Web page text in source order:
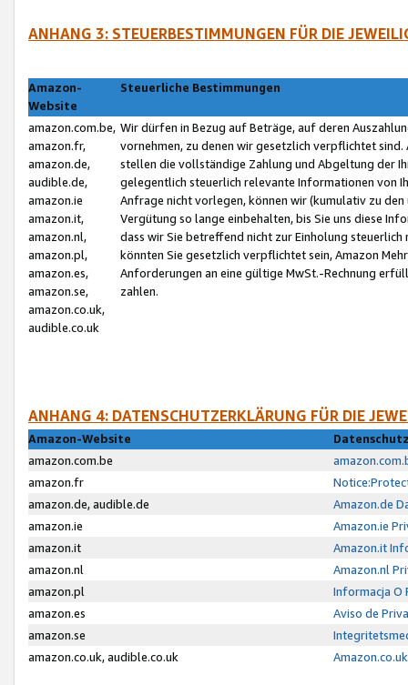
ANHANG 3: STEUERBESTIMMUNGEN FÜR DIE
Amazon-
Website
Steuerliche Bestimmungen
amazon.com.be,
amazon.fr,
amazon.de,
audible.de,
amazon.ie
amazon.it,
amazon.nl,
amazon.pl,
amazon.es,
amazon.se,
amazon.co.uk,
audible.co.uk
Wir dürfen in Bezug auf Beträge, auf deren
vornehmen, zu denen wir gesetzlich verpflichtet
stellen die vollständige Zahlung und Abgeltung der
gelegentlich steuerlich relevante Informationen von
Anfrage nicht vorlegen, können wir (kumulativ zu
Vergütung so lange einbehalten, bis Sie uns diese
dass wir Sie betreffend nicht zur Einholung
könnten Sie gesetzlich verpflichtet sein, Amazon
Anforderungen an eine gültige MwSt.-Rechnung
zahlen.
ANHANG 4: DATENSCHUTZERKLÄRUNG FÜR DIE
Amazon-Website
amazon.com.be
amazon.fr
amazon.de, audible.de
Amazon.de
amazon.ie
Amazon.ie
amazon.it
Amazon.it
amazon.nl
Amazon.nl
amazon.pl
Informacja O
amazon.es
Aviso de
amazon.se
amazon.co.uk, audible.co.uk